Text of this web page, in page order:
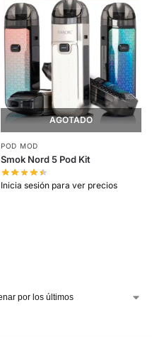
AGOTADO
POD MOD
Smok Nord 5 Pod Kit
Inicia sesión para ver precios